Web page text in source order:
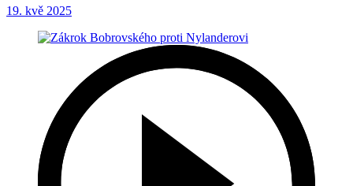
19. kvě 2025